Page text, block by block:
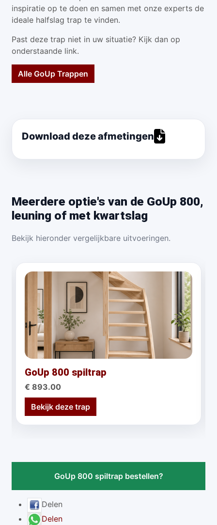
inspiratie op te doen en samen met onze experts de
ideale halfslag trap te vinden.
Past deze trap niet in uw situatie? Kijk dan op
onderstaande link.
Alle GoUp Trappen
Download deze afmetingen
Meerdere optie's van de GoUp 800,
leuning of met kwartslag
Bekijk hieronder vergelijkbare uitvoeringen.
GoUp 800 spiltrap
€ 893.00
Bekijk deze trap
GoUp 800 spiltrap bestellen?
Delen
Delen